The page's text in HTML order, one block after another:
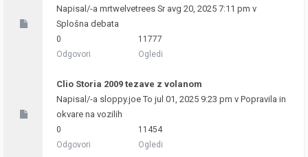
Napisal/-a mrtwelvetrees Sr avg 20, 2025 7:11 pm v
Splošna debata
0
Odgovori
11777
Ogledi
Clio Storia 2009 tezave z volanom
Napisal/-a sloppy.joeTo jul 01, 2025 9:23 pm v Popravila in
okvare na vozilih
0
Odgovori
11454
Ogledi